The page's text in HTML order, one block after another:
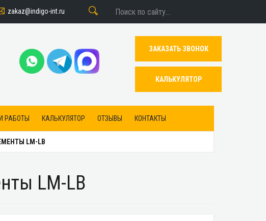
zakaz@indigo-int.ru
ЗАКАЗАТЬ ЗВОНОК
КАЛЬКУЛЯТОР
РАБОТЫ КАЛЬКУЛЯТОР ОТЗЫВЫ КОНТАКТЫ
LM-LB
LM-LB